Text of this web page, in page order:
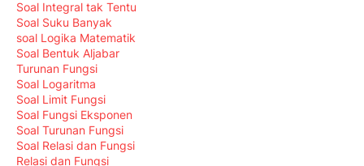
Soal Integral tak Tentu
Soal Suku Banyak
soal Logika Matematik
Soal Bentuk Aljabar
Turunan Fungsi
Soal Logaritma
Soal Limit Fungsi
Soal Fungsi Eksponen
Soal Turunan Fungsi
Soal Relasi dan Fungsi
Relasi dan Fungsi